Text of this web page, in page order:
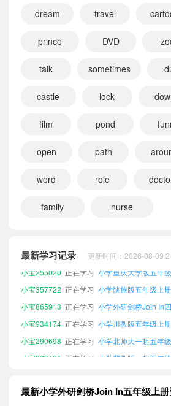
dream travel
prince DVD
talk sometimes
castle lock
film pond
open path
word role
family nurse
最新学习记录 更新时间：2026-08-09
小宝599302
小学人教版新起点五年
小宝261289
正在学习
小学外研剑桥Join In
最新小学外研剑桥Join In五年级上